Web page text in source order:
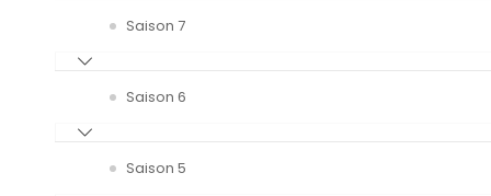
Saison 7
Saison 6
Saison 5